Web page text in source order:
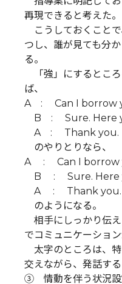
再現できると考えた。
こうしておくこと
つし、誰が見ても分
る。
「強」にするとこ
ば、
A : Can I borrow
B : Sure. Here
A : Thank you.
のやりとりなら、
A : Can I borrow
B : Sure. Here
A : Thank you.
のようになる。
相手にしっかり伝
でコミュニケーショ
太字のところは、
交えながら、発話する
③ 情動を伴う状況設